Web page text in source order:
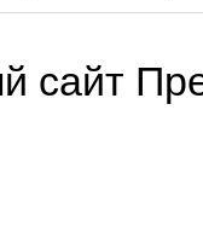
сайт